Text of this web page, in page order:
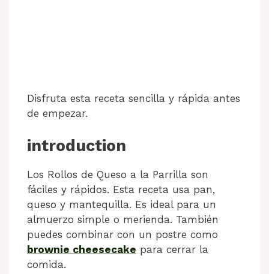
Disfruta esta receta sencilla y rápida antes
de empezar.
introduction
Los Rollos de Queso a la Parrilla son
fáciles y rápidos. Esta receta usa pan,
queso y mantequilla. Es ideal para un
almuerzo simple o merienda. También
puedes combinar con un postre como
brownie cheesecake para cerrar la
comida.